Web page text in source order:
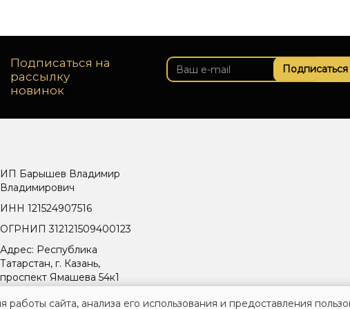
Подписаться на
рассылку
новинок
Подписаться
ИП Барышев Владимир
Владимирович
ИНН 121524907516
ОГРНИП 312121509400123
Адрес: Республика
Татарстан, г. Казань,
проспект Ямашева 54к1
сайта, анализа его использования и предоставления